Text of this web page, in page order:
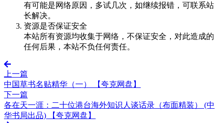
有可能是网络原因，多试几次，如继续报错，可联系站
长解决。
资源是否保证安全
本站所有资源均收集于网络，不保证安全，对此造成的
任何后果，本站不负任何责任。
上一篇
中国草书名贴精华（一） 【夸克网盘】
下一篇
各在天一涯：二十位港台海外知识人谈话录（布面精装） (中
华书局出品) 【夸克网盘】